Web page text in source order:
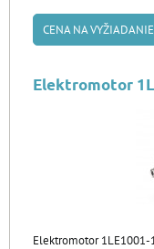
CENA NA VYŽIADANIE
Elektromotor
Elektromotor 1LE1001-